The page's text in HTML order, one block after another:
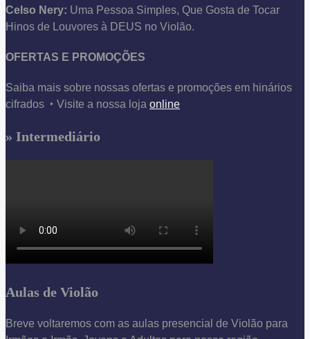
Celso Nery: Uma Pessoa Simples, Que Gosta de Tocar
Hinos de Louvores à DEUS no Violão.
OFERTAS E PROMOÇÕES
Saiba mais sobre nossas ofertas e promoções em hinários
cifrados ‣ Visite a nossa loja online
» Intermediário
Aulas de Violão
Breve voltaremos com as aulas presencial de Violão para